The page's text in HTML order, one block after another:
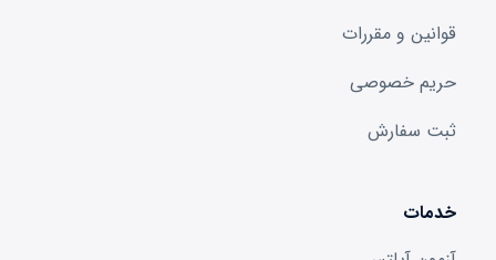
قوانین و مقررات
حریم خصوصی
ثبت سفارش
خدمات